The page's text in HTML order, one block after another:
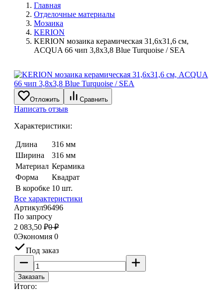
Главная
Отделочные материалы
Мозаика
KERION
KERION мозаика керамическая 31,6х31,6 см,
ACQUA 66 чип 3,8х3,8 Blue Turquoise / SEA
Отложить Сравнить
Написать отзыв
Характеристики:
Длина
316 мм
Ширина
316 мм
Материал Керамика
Форма
Квадрат
В коробке 10 шт.
Все характеристики
Артикул96496
По запросу
2 083,50 ₽0 ₽
0Экономия 0
Под заказ
Заказать
Итого: